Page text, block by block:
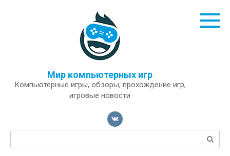
Мир компьютерных игр
Компьютерные игры, обзоры, прохождение игр,
игровые новости
Поиск: